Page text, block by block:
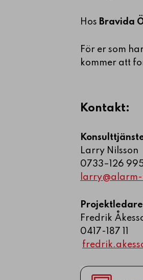
Hos Bravida
För er som
kommer att
Kontakt:
Larry Nilsson
0733–126
Projektledare
Fredrik
0417-187 11